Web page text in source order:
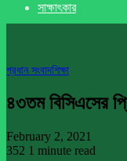
সাক্ষাৎকার
প্রধান সংবাদশিক্ষা
৪৩তম বিসিএসের
February 2, 2021
352 1 minute read